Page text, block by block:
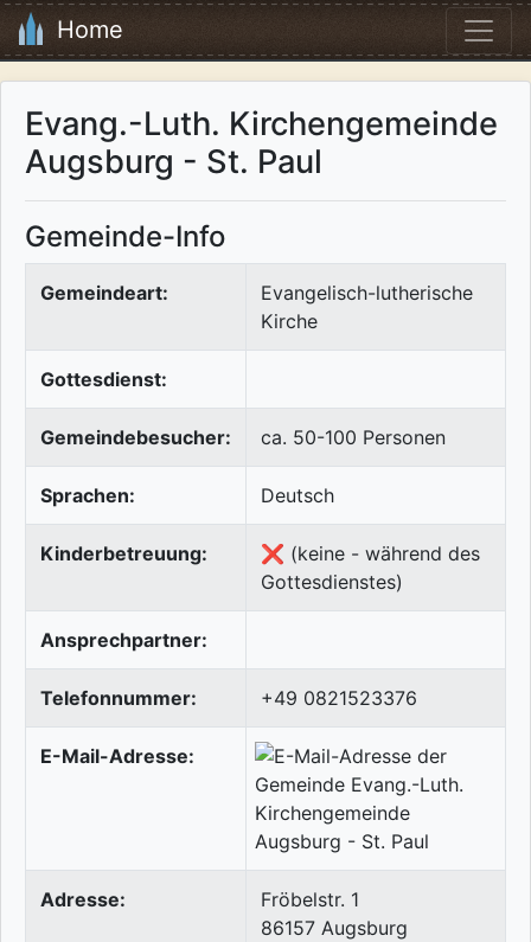
Home
Evang.-Luth. Kirchengemeinde
Augsburg - St. Paul
Gemeinde-Info
Gemeindeart:
Evangelisch-lutherische
Kirche
Gottesdienst:
Gemeindebesucher: ca. 50-100 Personen
Sprachen: Deutsch
Kinderbetreuung:
❌ (keine - während des
Gottesdienstes)
Ansprechpartner:
Telefonnummer: +49 0821523376
E-Mail-Adresse:
Adresse:
Fröbelstr. 1
86157 Augsburg